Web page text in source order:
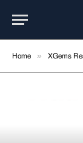
Home » XGems